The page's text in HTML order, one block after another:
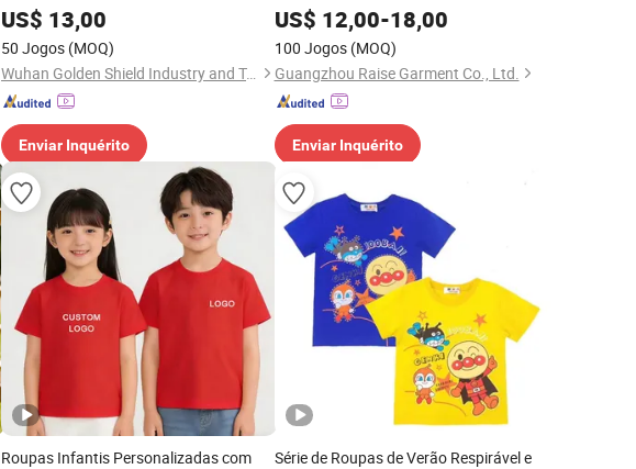
de Roupas para a Escola à Venda
Roupas Infantis Conjunto de Roupas
Uniforme de Curta Manga Uniforme
Escolar para Crianças
US$ 13,00
50 Jogos (MOQ)
Wuhan Golden Shield Industry and Trade Co., Ltd.
Enviar Inquérito
Crianças
US$ 12,00-18,00
100 Jogos (MOQ)
Guangzhou Raise Garment Co., Ltd.
Enviar Inquérito
Roupas Infantis Personalizadas com
Série de Roupas de Verão Respirável e